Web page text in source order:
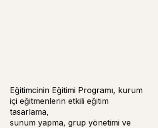
Eğitimcinin Eğitimi Programı, kurum
içi eğitmenlerin etkili eğitim
tasarlama,
sunum yapma, grup yönetimi ve